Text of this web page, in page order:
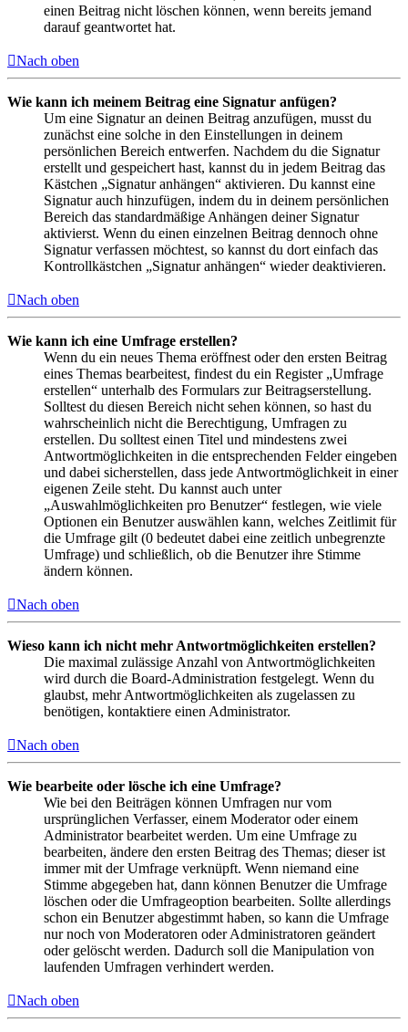
einen Beitrag nicht löschen können, wenn bereits jemand
darauf geantwortet hat.
Nach oben
Wie kann ich meinem Beitrag eine Signatur anfügen?
Um eine Signatur an deinen Beitrag anzufügen, musst du
zunächst eine solche in den Einstellungen in deinem
persönlichen Bereich entwerfen. Nachdem du die Signatur
erstellt und gespeichert hast, kannst du in jedem Beitrag das
Kästchen „Signatur anhängen“ aktivieren. Du kannst eine
Signatur auch hinzufügen, indem du in deinem persönlichen
Bereich das standardmäßige Anhängen deiner Signatur
aktivierst. Wenn du einen einzelnen Beitrag dennoch ohne
Signatur verfassen möchtest, so kannst du dort einfach das
Kontrollkästchen „Signatur anhängen“ wieder deaktivieren.
Nach oben
Wie kann ich eine Umfrage erstellen?
Wenn du ein neues Thema eröffnest oder den ersten Beitrag
eines Themas bearbeitest, findest du ein Register „Umfrage
erstellen“ unterhalb des Formulars zur Beitragserstellung.
Solltest du diesen Bereich nicht sehen können, so hast du
wahrscheinlich nicht die Berechtigung, Umfragen zu
erstellen. Du solltest einen Titel und mindestens zwei
Antwortmöglichkeiten in die entsprechenden Felder eingeben
und dabei sicherstellen, dass jede Antwortmöglichkeit in einer
eigenen Zeile steht. Du kannst auch unter
„Auswahlmöglichkeiten pro Benutzer“ festlegen, wie viele
Optionen ein Benutzer auswählen kann, welches Zeitlimit für
die Umfrage gilt (0 bedeutet dabei eine zeitlich unbegrenzte
Umfrage) und schließlich, ob die Benutzer ihre Stimme
ändern können.
Nach oben
Wieso kann ich nicht mehr Antwortmöglichkeiten erstellen?
Die maximal zulässige Anzahl von Antwortmöglichkeiten
wird durch die Board-Administration festgelegt. Wenn du
glaubst, mehr Antwortmöglichkeiten als zugelassen zu
benötigen, kontaktiere einen Administrator.
Nach oben
Wie bearbeite oder lösche ich eine Umfrage?
Wie bei den Beiträgen können Umfragen nur vom
ursprünglichen Verfasser, einem Moderator oder einem
Administrator bearbeitet werden. Um eine Umfrage zu
bearbeiten, ändere den ersten Beitrag des Themas; dieser ist
immer mit der Umfrage verknüpft. Wenn niemand eine
Stimme abgegeben hat, dann können Benutzer die Umfrage
löschen oder die Umfrageoption bearbeiten. Sollte allerdings
schon ein Benutzer abgestimmt haben, so kann die Umfrage
nur noch von Moderatoren oder Administratoren geändert
oder gelöscht werden. Dadurch soll die Manipulation von
laufenden Umfragen verhindert werden.
Nach oben